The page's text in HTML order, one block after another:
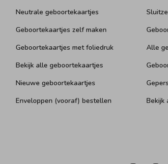
Neutrale geboortekaartjes
Geboortekaartjes zelf maken
Geboortekaartjes met foliedruk
Bekijk alle geboortekaartjes
Nieuwe geboortekaartjes
Enveloppen (vooraf) bestellen
Alle
Bekijk